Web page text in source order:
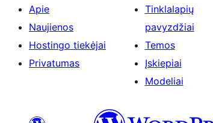
Apie
Naujienos
Hostingo tiekėjai
Privatumas
Tinklalapių
pavyzdžiai
Temos
Įskiepiai
Modeliai